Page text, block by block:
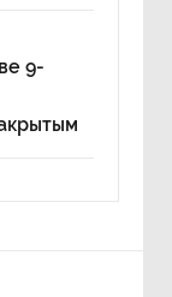
9-